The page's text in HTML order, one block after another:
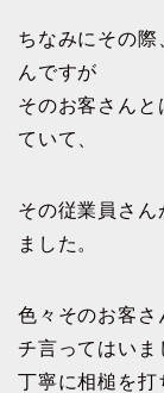
ちなみにその際
んですが
そのお客さんと
ていて、
その従業員さん
ました。
色々そのお客さ
チ言ってはいま
丁寧に相槌を打